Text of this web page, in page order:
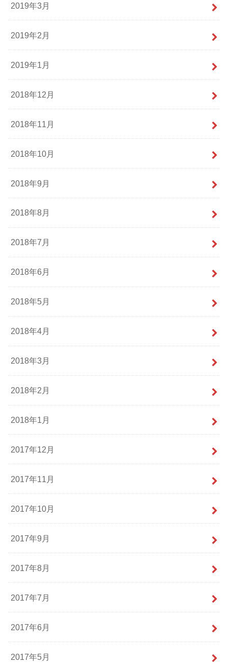
2019年3月
2019年2月
2019年1月
2018年12月
2018年11月
2018年10月
2018年9月
2018年8月
2018年7月
2018年6月
2018年5月
2018年4月
2018年3月
2018年2月
2018年1月
2017年12月
2017年11月
2017年10月
2017年9月
2017年8月
2017年7月
2017年6月
2017年5月